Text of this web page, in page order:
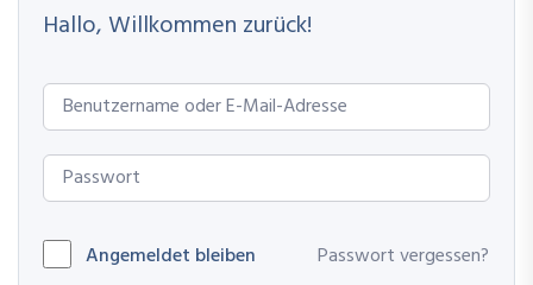
Hallo, Willkommen zurück!
Angemeldet bleiben Passwort vergessen?